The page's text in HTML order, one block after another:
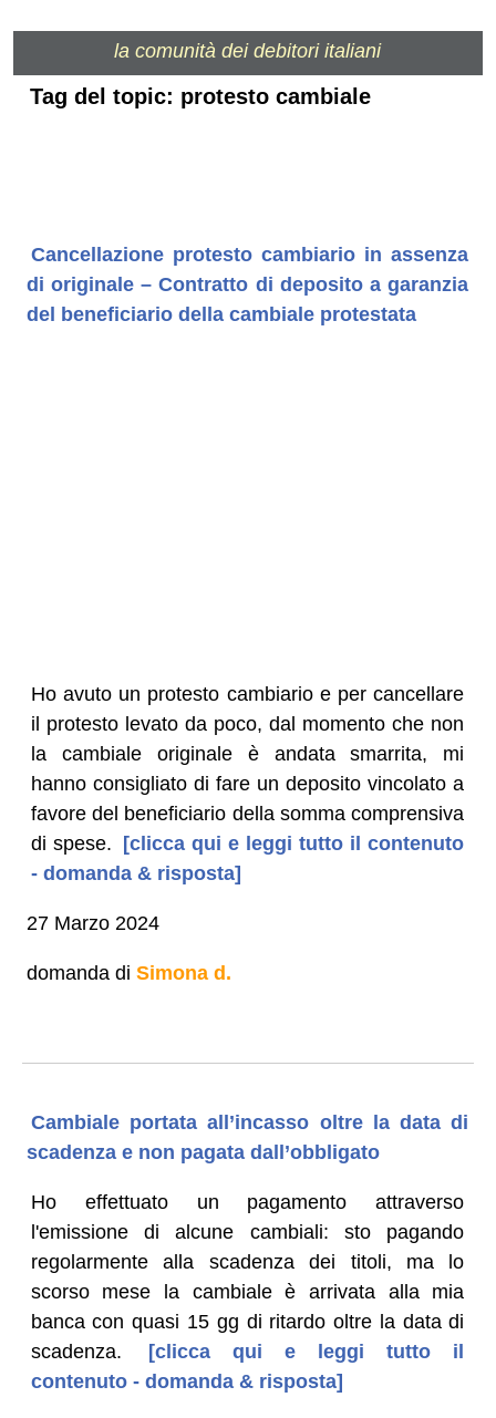
la comunità dei debitori italiani
Tag del topic: protesto cambiale
Cancellazione protesto cambiario in assenza
di originale – Contratto di deposito a garanzia
del beneficiario della cambiale protestata
Ho avuto un protesto cambiario e per cancellare
il protesto levato da poco, dal momento che non
la cambiale originale è andata smarrita, mi
hanno consigliato di fare un deposito vincolato a
favore del beneficiario della somma comprensiva
di spese. [clicca qui e leggi tutto il contenuto
- domanda & risposta]
27 Marzo 2024
domanda di Simona d.
Cambiale portata all’incasso oltre la data di
scadenza e non pagata dall’obbligato
Ho effettuato un pagamento attraverso
l'emissione di alcune cambiali: sto pagando
regolarmente alla scadenza dei titoli, ma lo
scorso mese la cambiale è arrivata alla mia
banca con quasi 15 gg di ritardo oltre la data di
scadenza.
[clicca qui e leggi tutto il
contenuto - domanda & risposta]